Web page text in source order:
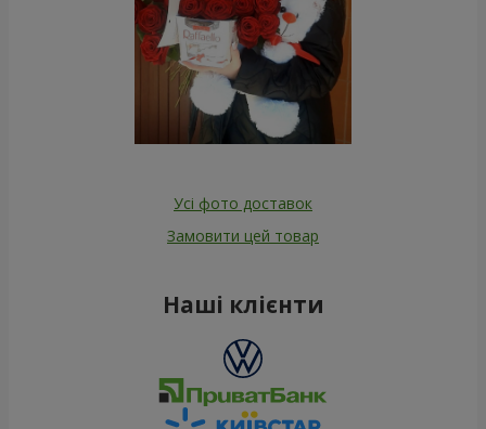
Усі фото доставок
Замовити цей товар
Наші клієнти